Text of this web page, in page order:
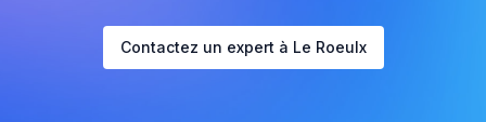
Contactez un expert à Le Roeulx